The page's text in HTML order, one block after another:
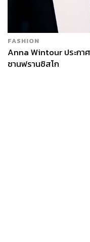
FASHION
Anna Wintour ประก
ซานฟรานซิสโก